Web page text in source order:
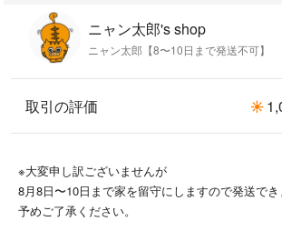
何か見落としがありましたらすみません。
配送は簡易包装になりますが
ゆうパケットポストミニの予定をしております。
ニャン太郎's shop
ニャン太郎【8〜10日まで発送不可】
取引の評価
※大変申し訳ございませんが
8月8日〜10日まで家を留守にしますので発送でき
予めご了承ください。